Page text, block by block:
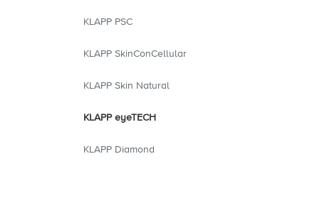
KLAPP PSC
KLAPP SkinConCellular
KLAPP Skin Natural
KLAPP eyeTECH
KLAPP Diamond